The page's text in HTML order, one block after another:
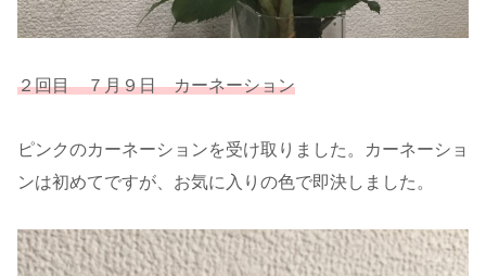
２回目 ７月９日 カーネーション
ピンクのカーネーションを受け取りました。カーネーショ
ンは初めてですが、お気に入りの色で即決しました。